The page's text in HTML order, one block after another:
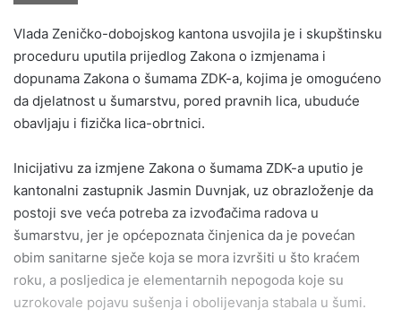
Vlada Zeničko-dobojskog kantona usvojila je i skupštinsku
proceduru uputila prijedlog Zakona o izmjenama i
dopunama Zakona o šumama ZDK-a, kojima je omogućeno
da djelatnost u šumarstvu, pored pravnih lica, ubuduće
obavljaju i fizička lica-obrtnici.
Inicijativu za izmjene Zakona o šumama ZDK-a uputio je
kantonalni zastupnik Jasmin Duvnjak, uz obrazloženje da
postoji sve veća potreba za izvođačima radova u
šumarstvu, jer je općepoznata činjenica da je povećan
obim sanitarne sječe koja se mora izvršiti u što kraćem
roku, a posljedica je elementarnih nepogoda koje su
uzrokovale pojavu sušenja i obolijevanja stabala u šumi.